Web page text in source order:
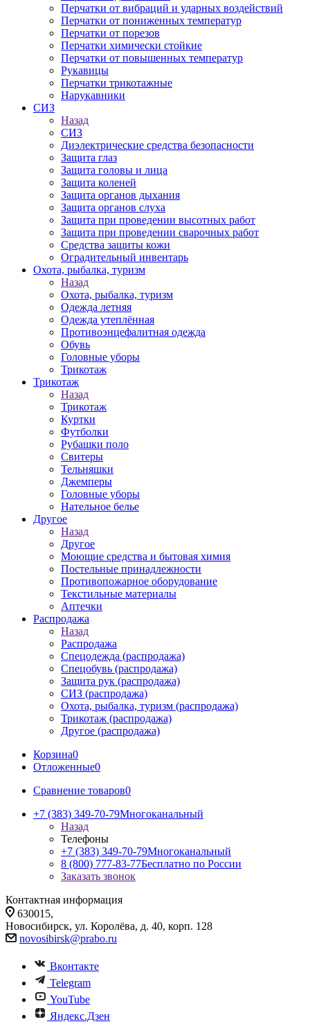
Перчатки от вибраций и ударных воздействий
Перчатки от пониженных температур
Перчатки от порезов
Перчатки химически стойкие
Перчатки от повышенных температур
Рукавицы
Перчатки трикотажные
Нарукавники
СИЗ
Назад
СИЗ
Диэлектрические средства безопасности
Защита глаз
Защита головы и лица
Защита коленей
Защита органов дыхания
Защита органов слуха
Защита при проведении высотных работ
Защита при проведении сварочных работ
Средства защиты кожи
Оградительный инвентарь
Охота, рыбалка, туризм
Назад
Охота, рыбалка, туризм
Одежда летняя
Одежда утеплённая
Противоэнцефалитная одежда
Обувь
Головные уборы
Трикотаж
Трикотаж
Назад
Трикотаж
Куртки
Футболки
Рубашки поло
Свитеры
Тельняшки
Джемперы
Головные уборы
Нательное белье
Другое
Назад
Другое
Моющие средства и бытовая химия
Постельные принадлежности
Противопожарное оборудование
Текстильные материалы
Аптечки
Распродажа
Назад
Распродажа
Спецодежда (распродажа)
Спецобувь (распродажа)
Защита рук (распродажа)
СИЗ (распродажа)
Охота, рыбалка, туризм (распродажа)
Трикотаж (распродажа)
Другое (распродажа)
Корзина0
Отложенные0
Сравнение товаров0
+7 (383) 349-70-79Многоканальный
Назад
Телефоны
+7 (383) 349-70-79Многоканальный
8 (800) 777-83-77Бесплатно по России
Заказать звонок
Контактная информация
630015,
Новосибирск, ул. Королёва, д. 40, корп. 128
novosibirsk@prabo.ru
Вконтакте
Telegram
YouTube
Яндекс.Дзен